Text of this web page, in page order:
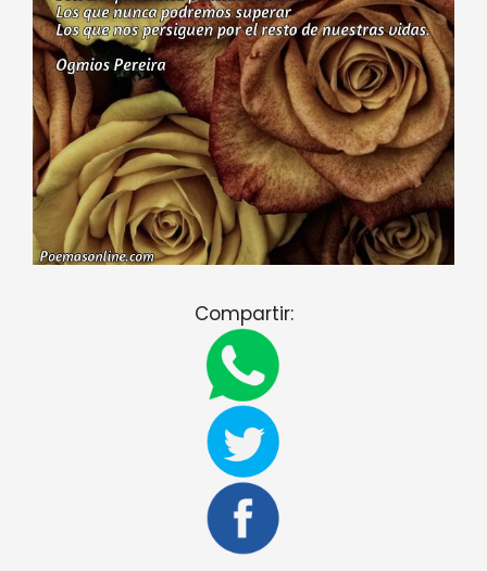
Compartir: